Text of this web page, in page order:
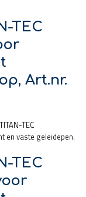
TEC
Art.nr.
TEC
en vaste geleidepen.
TEC